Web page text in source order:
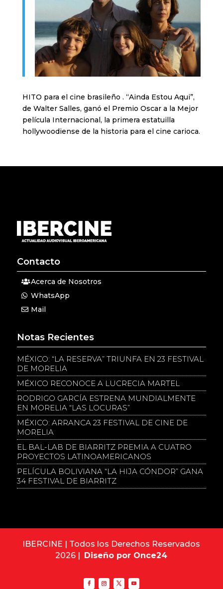
HITO para el cine brasileño . “Ainda Estou Aqui”,
de Walter Salles, ganó el Premio Oscar a la Mejor
película Internacional, la primera estatuilla
hollywoodiense de la historia para el cine carioca.
Contacto
Acerca de Nosotros
WhatsApp
Mail
Notas Recientes
MÉXICO: “LA RESERVA” TRIUNFA EN 23 FESTIVAL
DE MORELIA
MÉXICO RECONOCE A LUCRECIA MARTEL
RODRIGO GARCÍA ESTRENA MUNDIALMENTE
EN MORELIA “LAS LOCURAS”
MÉXICO: ARRANCA 23 FESTIVAL DE CINE DE
MORELIA
EL BAL-LAB DE BIARRITZ PREMIA A CUATRO
PROYECTOS LATINOAMERICANOS
PELÍCULA BOLIVIANA “LA HIJA CÓNDOR” GANA
34 FESTIVAL DE BIARRITZ
IBERCINE | Todos los Derechos Reservados
2026 |
Diseño por Once24